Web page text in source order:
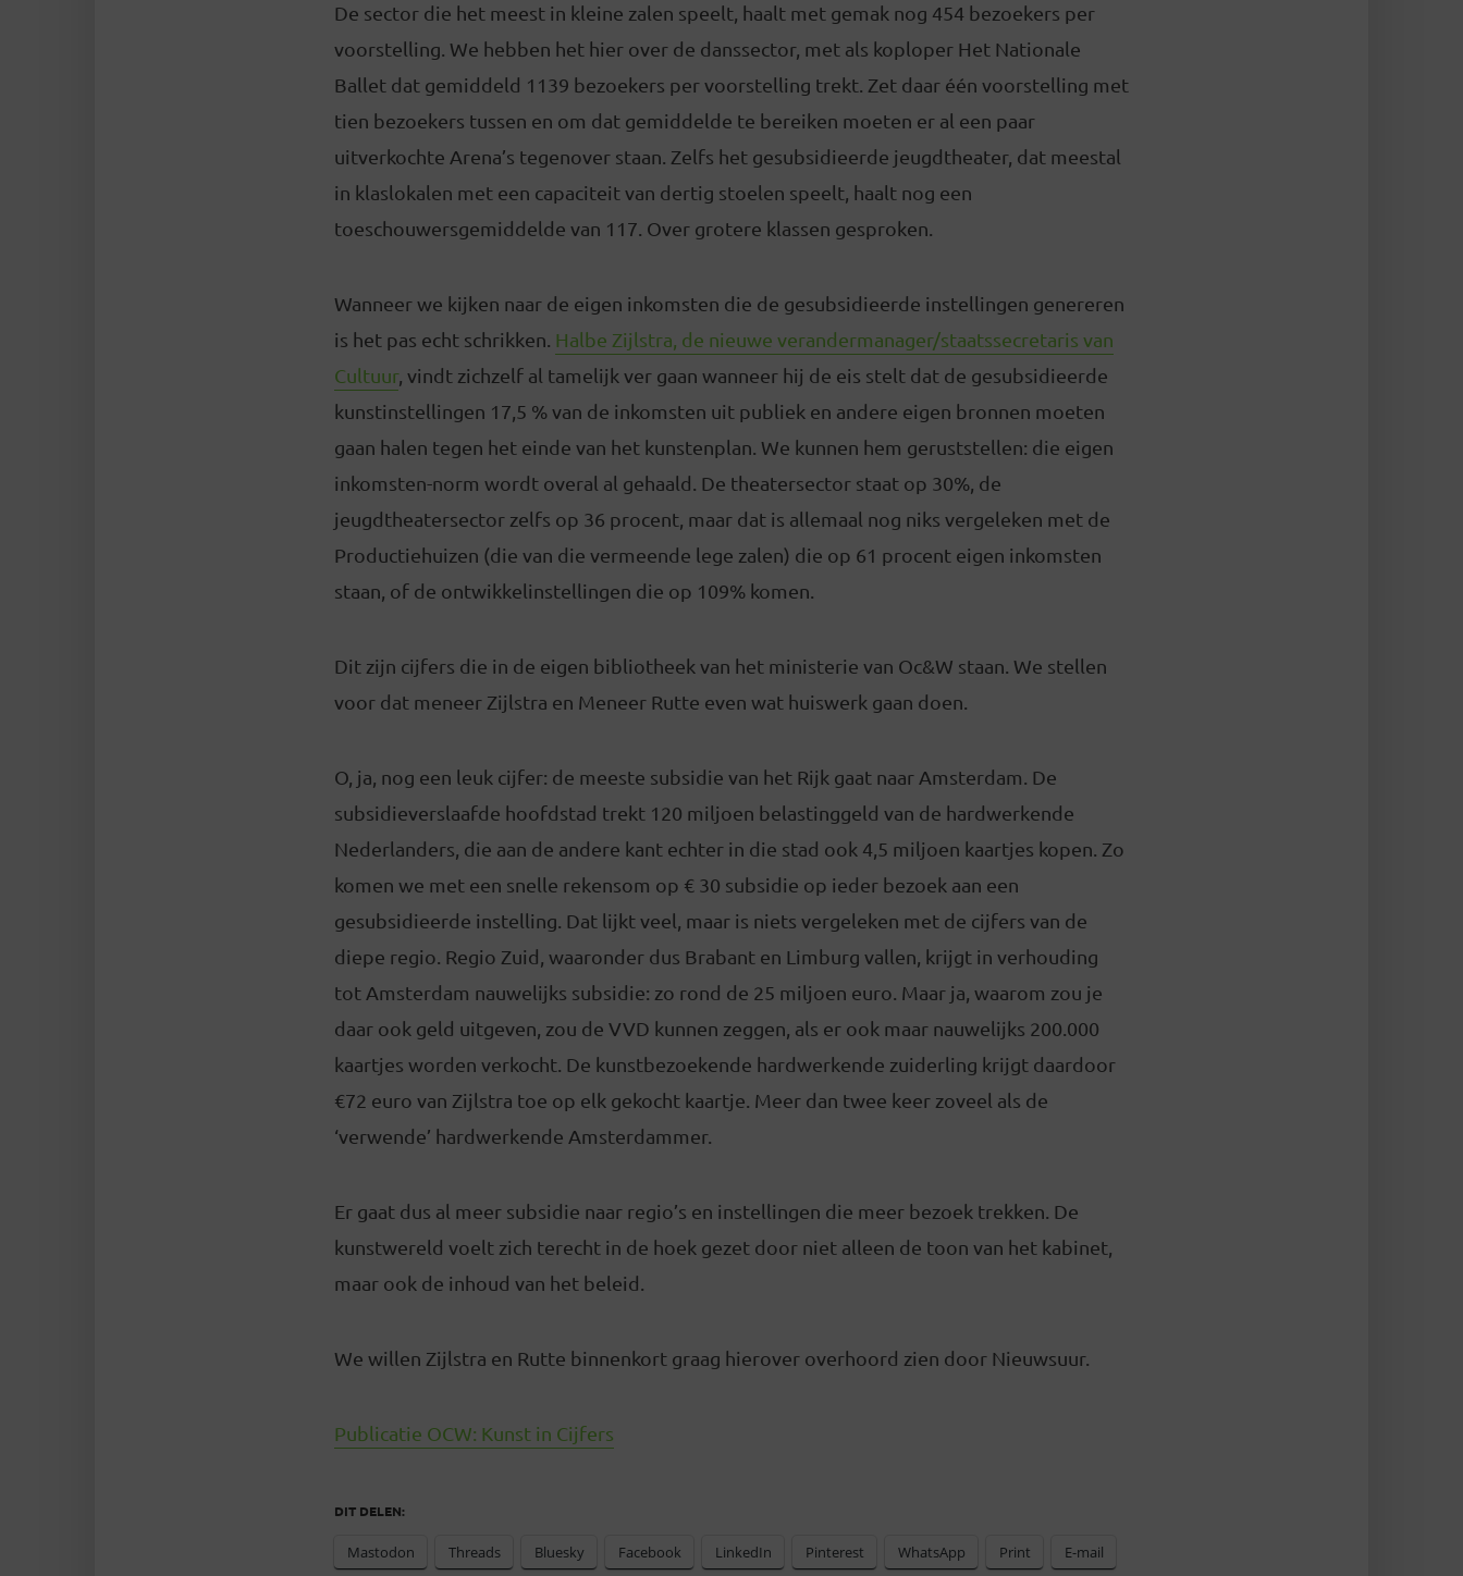
De sector die het meest in kleine zalen speelt, haalt met gemak nog 454 bezoekers per
voorstelling. We hebben het hier over de danssector, met als koploper Het Nationale
Ballet dat gemiddeld 1139 bezoekers per voorstelling trekt. Zet daar één voorstelling met
tien bezoekers tussen en om dat gemiddelde te bereiken moeten er al een paar
uitverkochte Arena’s tegenover staan. Zelfs het gesubsidieerde jeugdtheater, dat meestal
in klaslokalen met een capaciteit van dertig stoelen speelt, haalt nog een
toeschouwersgemiddelde van 117. Over grotere klassen gesproken.
Wanneer we kijken naar de eigen inkomsten die de gesubsidieerde instellingen genereren
is het pas echt schrikken. Halbe Zijlstra, de nieuwe verandermanager/staatssecretaris van
Cultuur, vindt zichzelf al tamelijk ver gaan wanneer hij de eis stelt dat de gesubsidieerde
kunstinstellingen 17,5 % van de inkomsten uit publiek en andere eigen bronnen moeten
gaan halen tegen het einde van het kunstenplan. We kunnen hem geruststellen: die eigen
inkomsten-norm wordt overal al gehaald. De theatersector staat op 30%, de
jeugdtheatersector zelfs op 36 procent, maar dat is allemaal nog niks vergeleken met de
Productiehuizen (die van die vermeende lege zalen) die op 61 procent eigen inkomsten
staan, of de ontwikkelinstellingen die op 109% komen.
Dit zijn cijfers die in de eigen bibliotheek van het ministerie van Oc&W staan. We stellen
voor dat meneer Zijlstra en Meneer Rutte even wat huiswerk gaan doen.
O, ja, nog een leuk cijfer: de meeste subsidie van het Rijk gaat naar Amsterdam. De
subsidieverslaafde hoofdstad trekt 120 miljoen belastinggeld van de hardwerkende
Nederlanders, die aan de andere kant echter in die stad ook 4,5 miljoen kaartjes kopen. Zo
komen we met een snelle rekensom op € 30 subsidie op ieder bezoek aan een
gesubsidieerde instelling. Dat lijkt veel, maar is niets vergeleken met de cijfers van de
diepe regio. Regio Zuid, waaronder dus Brabant en Limburg vallen, krijgt in verhouding
tot Amsterdam nauwelijks subsidie: zo rond de 25 miljoen euro. Maar ja, waarom zou je
daar ook geld uitgeven, zou de VVD kunnen zeggen, als er ook maar nauwelijks 200.000
kaartjes worden verkocht. De kunstbezoekende hardwerkende zuiderling krijgt daardoor
€72 euro van Zijlstra toe op elk gekocht kaartje. Meer dan twee keer zoveel als de
‘verwende’ hardwerkende Amsterdammer.
Er gaat dus al meer subsidie naar regio’s en instellingen die meer bezoek trekken. De
kunstwereld voelt zich terecht in de hoek gezet door niet alleen de toon van het kabinet,
maar ook de inhoud van het beleid.
We willen Zijlstra en Rutte binnenkort graag hierover overhoord zien door Nieuwsuur.
Publicatie OCW: Kunst in Cijfers
DIT DELEN:
Mastodon Threads Bluesky Facebook LinkedIn Pinterest WhatsApp Print E-mail